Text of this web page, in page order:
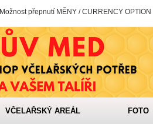
Možnost přepnutí MĚNY / CURRENCY OPTION
VČELAŘSKÝ AREÁL FOTO